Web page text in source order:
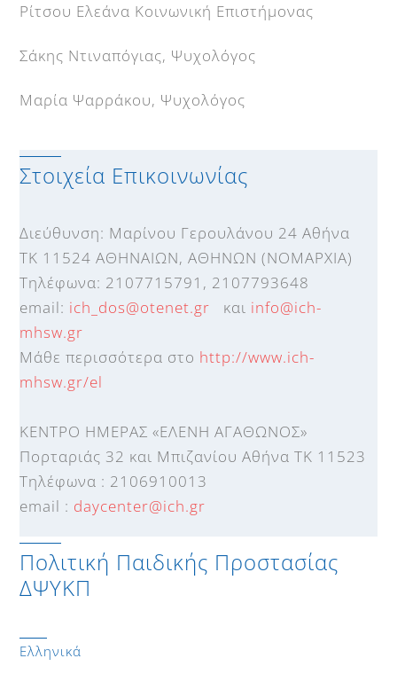
Ρίτσου Ελεάνα Κοινωνική Επιστήμονας
Σάκης Ντιναπόγιας, Ψυχολόγος
Μαρία Ψαρράκου, Ψυχολόγος
Στοιχεία Επικοινωνίας
Διεύθυνση: Μαρίνου Γερουλάνου 24 Αθήνα
TK 11524 ΑΘΗΝΑΙΩΝ, ΑΘΗΝΩΝ (ΝΟΜΑΡΧΙΑ)
Τηλέφωνα: 2107715791, 2107793648
email: ich_dos@otenet.gr και info@ich-
mhsw.gr
Μάθε περισσότερα στο http://www.ich-
mhsw.gr/el
ΚΕΝΤΡΟ ΗΜΕΡΑΣ «ΕΛΕΝΗ ΑΓΑΘΩΝΟΣ»
Πορταριάς 32 και Μπιζανίου Αθήνα ΤΚ 11523
Τηλέφωνα : 2106910013
email : daycenter@ich.gr
Πολιτική Παιδικής Προστασίας
ΔΨΥΚΠ
Ελληνικά